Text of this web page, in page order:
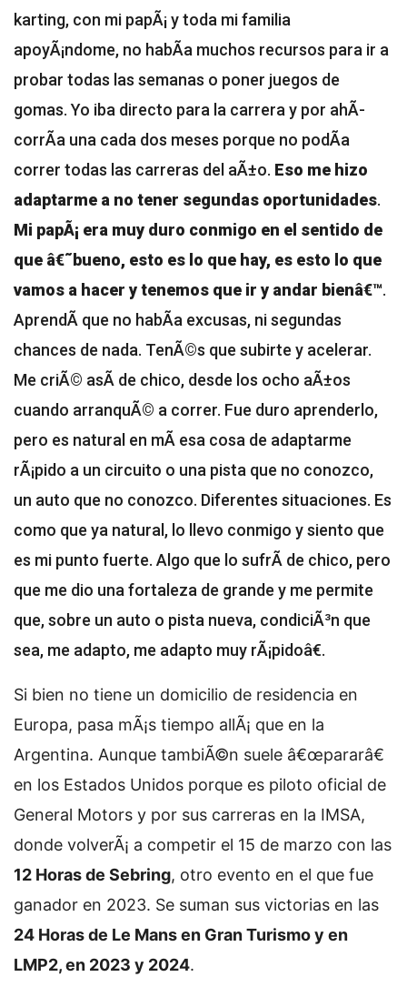
karting, con mi papÃ¡ y toda mi familia
apoyÃ¡ndome, no habÃ­a muchos recursos para ir a
probar todas las semanas o poner juegos de
gomas. Yo iba directo para la carrera y por ahÃ­
corrÃ­a una cada dos meses porque no podÃ­a
correr todas las carreras del aÃ±o. Eso me hizo
adaptarme a no tener segundas oportunidades.
Mi papÃ¡ era muy duro conmigo en el sentido de
que â€˜bueno, esto es lo que hay, es esto lo que
vamos a hacer y tenemos que ir y andar bienâ€™.
AprendÃ­ que no habÃ­a excusas, ni segundas
chances de nada. TenÃ©s que subirte y acelerar.
Me criÃ© asÃ­ de chico, desde los ocho aÃ±os
cuando arranquÃ© a correr. Fue duro aprenderlo,
pero es natural en mÃ­ esa cosa de adaptarme
rÃ¡pido a un circuito o una pista que no conozco,
un auto que no conozco. Diferentes situaciones. Es
como que ya natural, lo llevo conmigo y siento que
es mi punto fuerte. Algo que lo sufrÃ­ de chico, pero
que me dio una fortaleza de grande y me permite
que, sobre un auto o pista nueva, condiciÃ³n que
sea, me adapto, me adapto muy rÃ¡pidoâ€.
Si bien no tiene un domicilio de residencia en
Europa, pasa mÃ¡s tiempo allÃ¡ que en la
Argentina. Aunque tambiÃ©n suele â€œpararâ€
en los Estados Unidos porque es piloto oficial de
General Motors y por sus carreras en la IMSA,
donde volverÃ¡ a competir el 15 de marzo con las
12 Horas de Sebring, otro evento en el que fue
ganador en 2023. Se suman sus victorias en las
24 Horas de Le Mans en Gran Turismo y en
LMP2, en 2023 y 2024.